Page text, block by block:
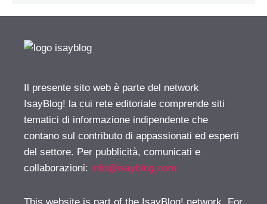
Il presente sito web è parte del network
IsayBlog! la cui rete editoriale comprende siti
tematici di informazione indipendente che
contano sul contributo di appassionati ed esperti
del settore. Per pubblicità, comunicati e
collaborazioni: info@isayblog.com